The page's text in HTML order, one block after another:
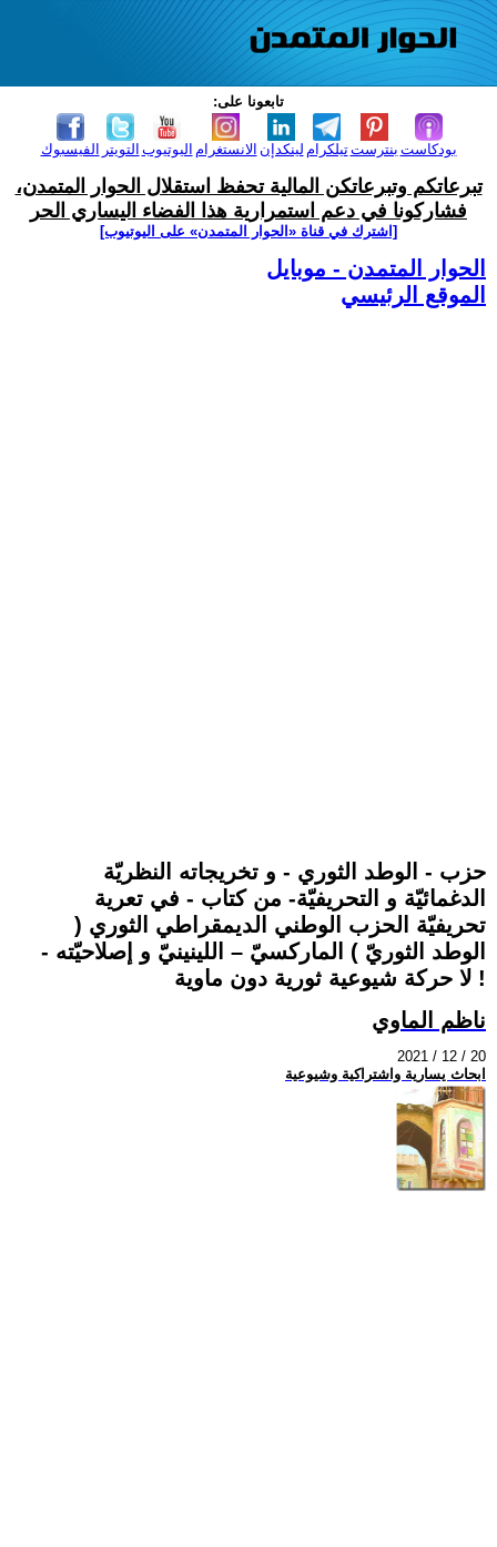
تابعونا على:
الفيسبوك التويتر اليوتيوب الانستغرام لينكدإن تيلكرامبنترست بودكاست
تبرعاتكم وتبرعاتكن المالية تحفظ استقلال الحوار المتمدن،
فشاركونا في دعم استمرارية هذا الفضاء اليساري الحر
[اشترك في قناة ‫«الحوار المتمدن» على اليوتيوب]
الحوار المتمدن - موبايل
الموقع الرئيسي
حزب - الوطد الثوري - و تخريجاته النظريّة
الدغمائيّة و التحريفيّة- من كتاب - في تعرية
تحريفيّة الحزب الوطني الديمقراطي الثوري (
الوطد الثوريّ ) الماركسيّ – اللينينيّ و إصلاحيّته -
لا حركة شيوعية ثورية دون ماوية !
ناظم الماوي
2021 / 12 / 20
ابحاث يسارية واشتراكية وشيوعية